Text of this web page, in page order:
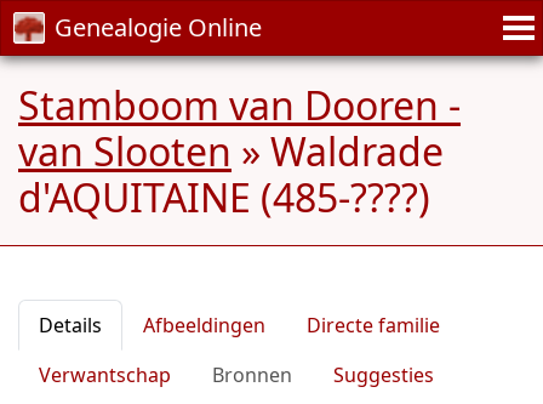
Genealogie Online
Stamboom van Dooren -
van Slooten » Waldrade
d'AQUITAINE (485-????)
Details Afbeeldingen
Directe familie
Verwantschap
Bronnen
Suggesties